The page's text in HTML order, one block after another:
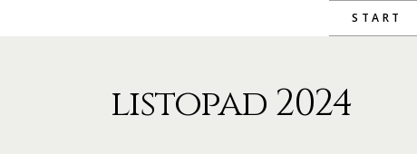
START
listopad 2024